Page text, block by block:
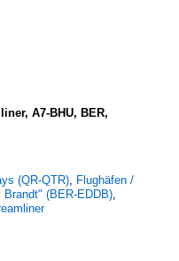
A7-BHU, BER,
(QR-QTR), Flughäfen /
Brandt" (BER-EDDB),